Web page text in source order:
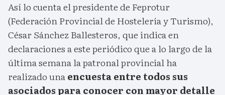
Así lo cuenta el presidente de Feprotur
(Federación Provincial de Hostelería y Turismo),
César Sánchez Ballesteros, que indica en
declaraciones a este periódico que a lo largo de la
última semana la patronal provincial ha
realizado unaencuesta entre todos sus
asociados para conocer con mayor detalle